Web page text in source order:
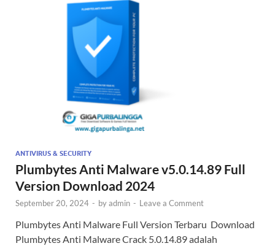
ANTIVIRUS & SECURITY
Plumbytes Anti Malware v5.0.14.89 Full
Version Download 2024
September 20, 2024 - byadmin - Leave a Comment
Plumbytes Anti Malware Full Version Terbaru Download
Plumbytes Anti Malware Crack 5.0.14.89 adalah